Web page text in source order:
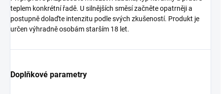
teplem konkrétní řadě. U silnějších směsí začněte opatrněji a
postupně dolaďte intenzitu podle svých zkušeností. Produkt je
určen výhradně osobám starším 18 let.
Doplňkové parametry